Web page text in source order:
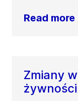
Read more
Zmiany